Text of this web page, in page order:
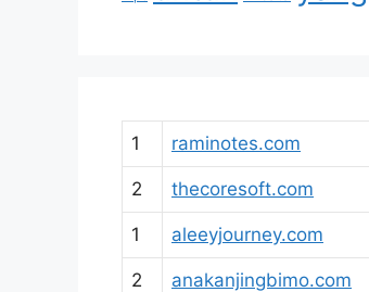
1 raminotes.com
2 thecoresoft.com
1 aleeyjourney.com
2 anakanjingbimo.com